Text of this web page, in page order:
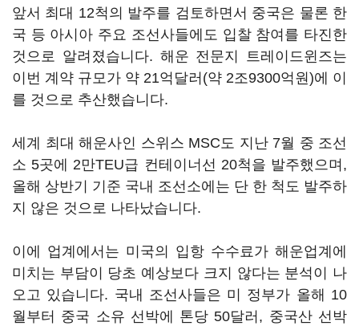
앞서 최대 12척의 발주를 검토하면서 중국은 물론 한
국 등 아시아 주요 조선사들에도 입찰 참여를 타진한
것으로 알려졌습니다. 해운 전문지 트레이드윈즈는
이번 계약 규모가 약 21억달러(약 2조9300억원)에 이
를 것으로 추산했습니다.
세계 최대 해운사인 스위스 MSC도 지난 7월 중 조선
소 5곳에 2만TEU급 컨테이너선 20척을 발주했으며,
올해 상반기 기준 국내 조선소에는 단 한 척도 발주하
지 않은 것으로 나타났습니다.
이에 업계에서는 미국의 입항 수수료가 해운업계에
미치는 부담이 당초 예상보다 크지 않다는 분석이 나
오고 있습니다. 국내 조선사들은 미 정부가 올해 10
월부터 중국 소유 선박에 톤당 50달러, 중국산 선박